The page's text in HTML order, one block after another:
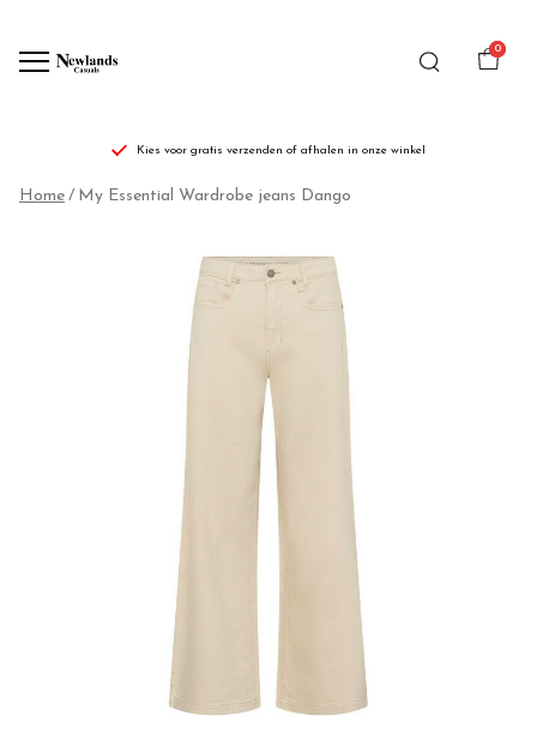
0
Kies voor gratis verzenden of afhalen in onze winkel
My
Essential
Wardrobe
Newlands
Casuals
Home My Essential Wardrobe jeans Dango